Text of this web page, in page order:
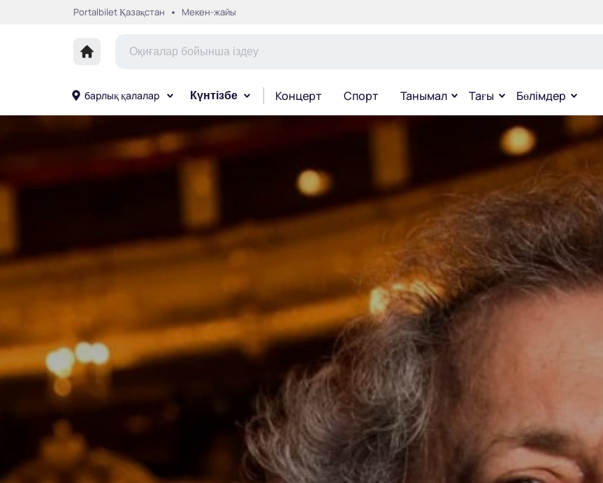
Portalbilet Қазақстан Мекен-жайы
барлық қалалар Күнтізбе Концерт Спорт Танымал Тағы Бөлімдер